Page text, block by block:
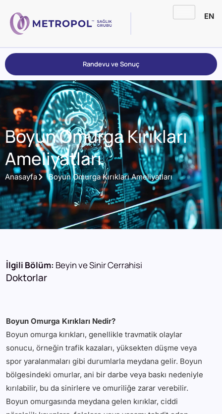
EN
Randevu ve Sonuç
Boyun Omurga Kırıkları
Ameliyatları
Anasayfa Boyun Omurga Kırıkları Ameliyatları
İlgili Bölüm: Beyin ve Sinir Cerrahisi
Doktorlar
Boyun Omurga Kırıkları Nedir?
Boyun omurga kırıkları, genellikle travmatik olaylar
sonucu, örneğin trafik kazaları, yüksekten düşme veya
spor yaralanmaları gibi durumlarla meydana gelir. Boyun
bölgesindeki omurlar, ani bir darbe veya baskı nedeniyle
kırılabilir, bu da sinirlere ve omuriliğe zarar verebilir.
Boyun omurgasında meydana gelen kırıklar, ciddi